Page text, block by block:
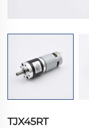
TJX45RT